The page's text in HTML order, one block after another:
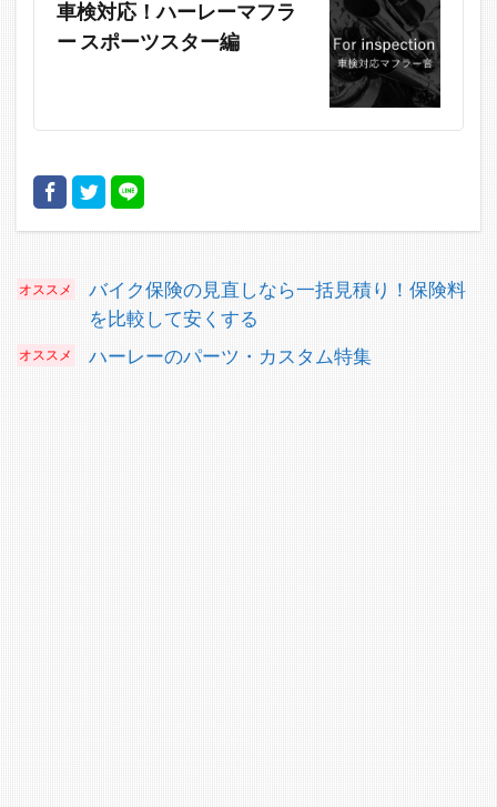
車検対応！ハーレーマフラ
ー スポーツスター編
バイク保険の見直しなら一括見積り！保険料
を比較して安くする
ハーレーのパーツ・カスタム特集